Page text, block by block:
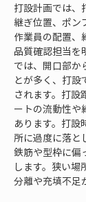
打設計画では、
継ぎ位置、ポン
作業員の配置、
品質確認担当を
では、開口部か
とが多く、打
されます。打設
ートの流動性や
あります。打設
所に過度に落と
鉄筋や型枠に偏
します。狭い場
分離や充填不足